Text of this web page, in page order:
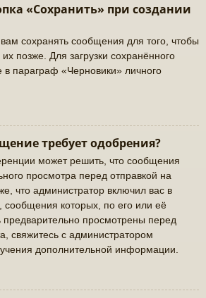
«Сохранить» при создании
сохранять сообщения для того, чтобы
их позже. Для загрузки сохранённого
параграф «Черновики» личного
требует одобрения?
может решить, что сообщения
просмотра перед отправкой на
что администратор включил вас в
сообщения которых, по его или её
просмотрены перед
свяжитесь с администратором
дополнительной информации.